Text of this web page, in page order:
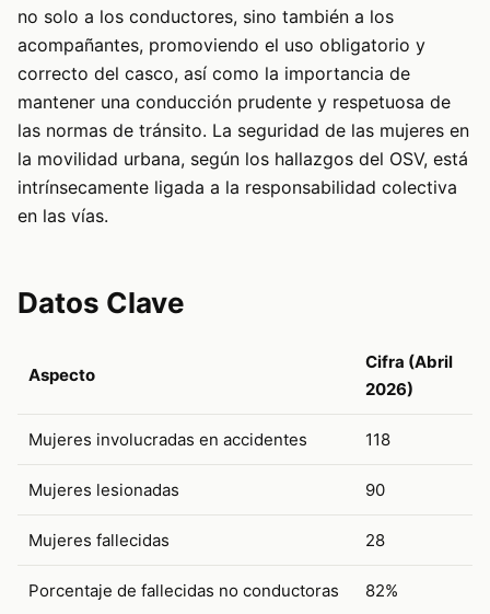
no solo a los conductores, sino también a los
acompañantes, promoviendo el uso obligatorio y
correcto del casco, así como la importancia de
mantener una conducción prudente y respetuosa de
las normas de tránsito. La seguridad de las mujeres en
la movilidad urbana, según los hallazgos del OSV, está
intrínsecamente ligada a la responsabilidad colectiva
en las vías.
Datos Clave
Aspecto
Cifra (Abril
2026)
Mujeres involucradas en accidentes 118
Mujeres lesionadas 90
Mujeres fallecidas 28
Porcentaje de fallecidas no conductoras 82%